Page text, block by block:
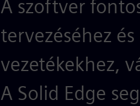
A szoftver
tervezéséhez
vezetékekhez,
A Solid Edge